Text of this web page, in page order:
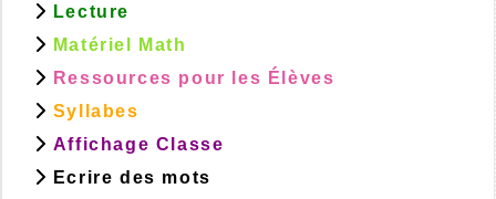
Lecture
Matériel Math
Ressources pour les Élèves
Syllabes
Affichage Classe
Ecrire des mots